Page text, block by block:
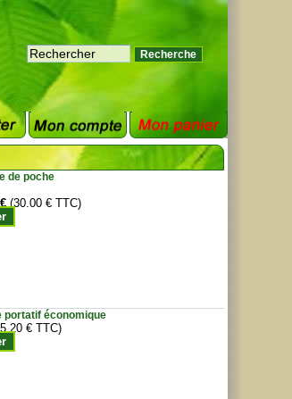
de poche
(30.00 € TTC)
portatif économique
€ TTC)